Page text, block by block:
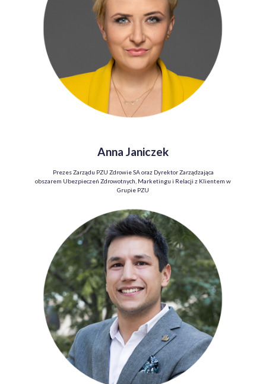
Anna Janiczek
Prezes Zarządu PZU Zdrowie SA oraz Dyrektor Zarządzająca
obszarem Ubezpieczeń Zdrowotnych , Marketingu i Relacji z Klientem w
Grupie PZU